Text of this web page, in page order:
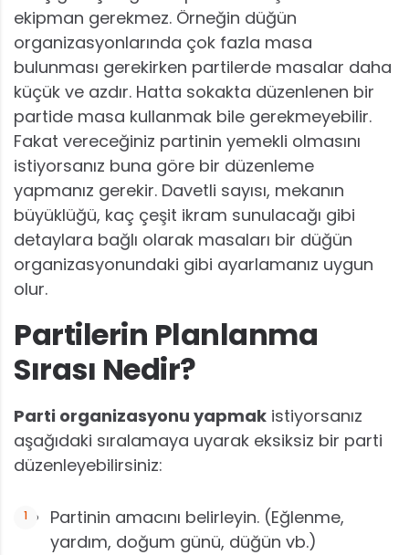
ekipman gerekmez. Örneğin düğün
organizasyonlarında çok fazla masa
bulunması gerekirken partilerde masalar daha
küçük ve azdır. Hatta sokakta düzenlenen bir
partide masa kullanmak bile gerekmeyebilir.
Fakat vereceğiniz partinin yemekli olmasını
istiyorsanız buna göre bir düzenleme
yapmanız gerekir. Davetli sayısı, mekanın
büyüklüğü, kaç çeşit ikram sunulacağı gibi
detaylara bağlı olarak masaları bir düğün
organizasyonundaki gibi ayarlamanız uygun
olur.
Partilerin Planlanma
Sırası Nedir?
Parti organizasyonu yapmak istiyorsanız
aşağıdaki sıralamaya uyarak eksiksiz bir parti
düzenleyebilirsiniz:
Partinin amacını belirleyin. (Eğlenme,
yardım, doğum günü, düğün vb.)